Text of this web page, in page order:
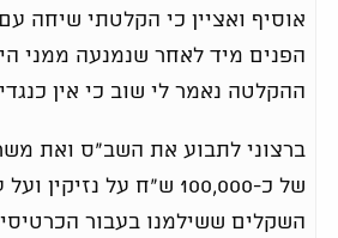
אוסיף ואציין כי הקלטתי שיחה
הפנים מיד לאחר שנמנעה ממני
ההקלטה נאמר לי שוב כי אין
ברצוני לתבוע את השב"ס ואת
השקלים ששילמנו בעבור